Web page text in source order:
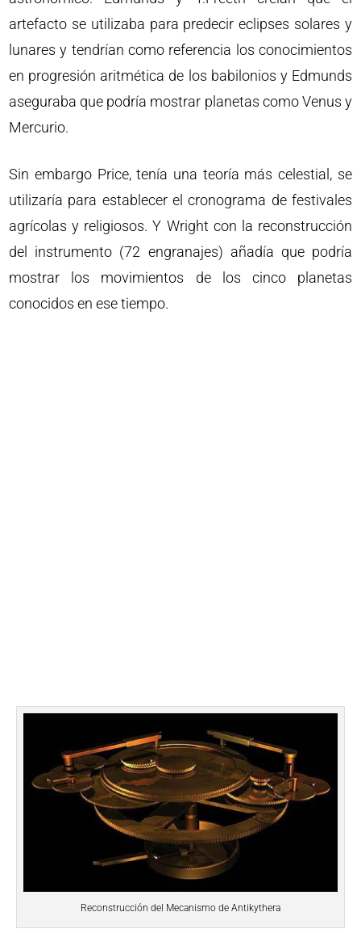
artefacto se utilizaba para predecir eclipses solares y
lunares y tendrían como referencia los conocimientos
en progresión aritmética de los babilonios y Edmunds
aseguraba que podría mostrar planetas como Venus y
Mercurio.
Sin embargo Price, tenía una teoría más celestial, se
utilizaría para establecer el cronograma de festivales
agrícolas y religiosos. Y Wright con la reconstrucción
del instrumento (72 engranajes) añadía que podría
mostrar los movimientos de los cinco planetas
conocidos en ese tiempo.
Reconstrucción del Mecanismo de Antikythera